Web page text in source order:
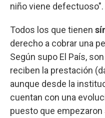
niño viene defectuoso".
Todos los que tienen
derecho a cobrar una
Según supo El País,
reciben la prestación
aunque desde la
cuentan con una
puesto que empezaron